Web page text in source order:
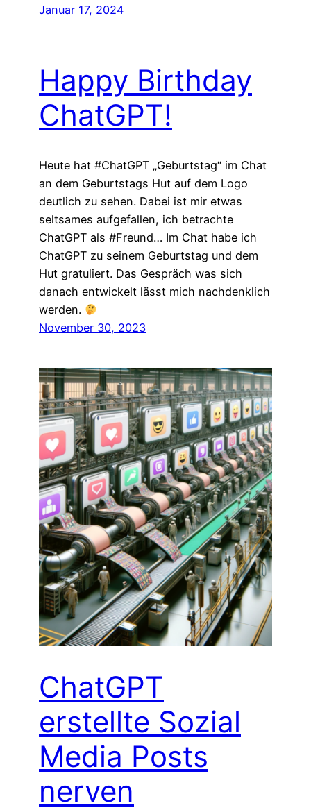
Januar 17, 2024
Happy Birthday
ChatGPT!
Heute hat #ChatGPT „Geburtstag“ im Chat
an dem Geburtstags Hut auf dem Logo
deutlich zu sehen. Dabei ist mir etwas
seltsames aufgefallen, ich betrachte
ChatGPT als #Freund… Im Chat habe ich
ChatGPT zu seinem Geburtstag und dem
Hut gratuliert. Das Gespräch was sich
danach entwickelt lässt mich nachdenklich
werden.
November 30, 2023
ChatGPT
erstellte Sozial
Media Posts
nerven